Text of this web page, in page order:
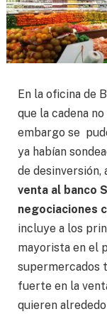
En la oficina de
que la cadena
embargo se
ya habían
de desinversión,
venta al banco
negociaciones
incluye a los
mayorista en el
supermercados
fuerte en la
quieren